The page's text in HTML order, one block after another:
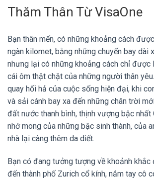
Thăm Thân Từ VisaOne
Bạn thân mến, có những khoảng cách
ngàn kilomet, bằng những chuyến bay dài
nhưng lại có những khoảng cách chỉ
cái ôm thật chặt của những người thân
quay hối hả của cuộc sống hiện đại, khi
và sải cánh bay xa đến những chân trời
đất nước thanh bình, thịnh vượng bậc nhất
nhớ mong của những bậc sinh thành, của
nhà lại càng thêm da diết.
Bạn có đang tưởng tượng về khoảnh
đến thành phố Zurich cổ kính, nắm tay cô